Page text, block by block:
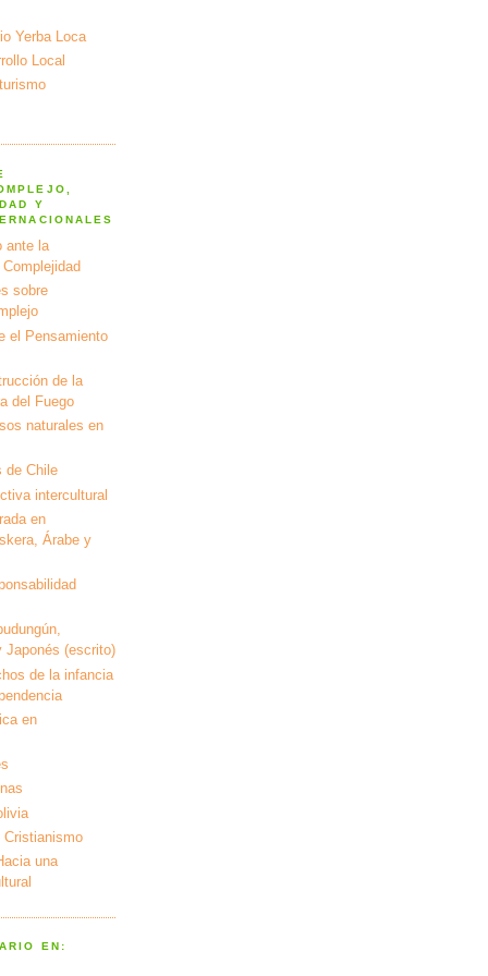
Yerba Loca
Local
Y
ante la
sobre
el Pensamiento
de la
del Fuego
naturales en
de Chile
intercultural
en
Árabe y
Japonés (escrito)
de la infancia
en
Cristianismo
una
EN: